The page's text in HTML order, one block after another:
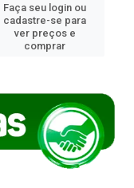
Faça seu login ou
cadastre-se para
ver preços e
comprar